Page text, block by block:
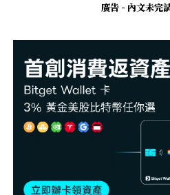
廣告 - 內文未完